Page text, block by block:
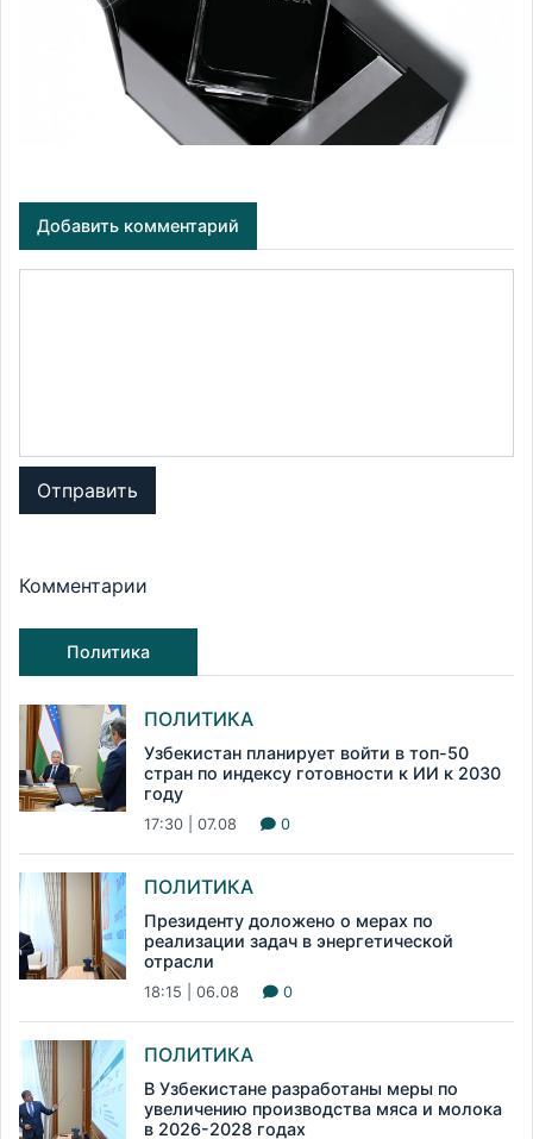
Добавить комментарий
Отправить
Комментарии
Политика
ПОЛИТИКА
Узбекистан планирует войти в топ-50
стран по индексу готовности к ИИ к 2030
году
17:30 | 07.08 0
ПОЛИТИКА
Президенту доложено о мерах по
реализации задач в энергетической
отрасли
18:15 | 06.08 0
ПОЛИТИКА
В Узбекистане разработаны меры по
увеличению производства мяса и молока
в 2026-2028 годах